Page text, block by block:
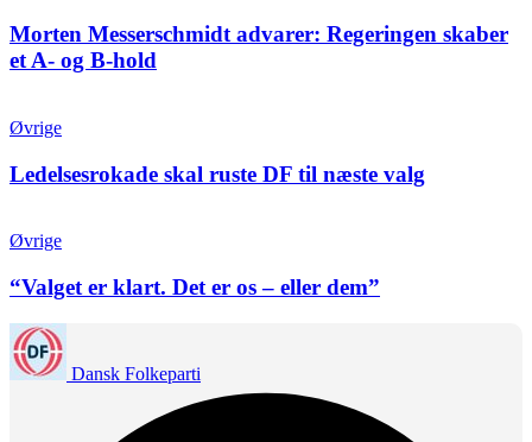
Morten Messerschmidt advarer: Regeringen skaber
et A- og B-hold
Øvrige
Ledelsesrokade skal ruste DF til næste valg
Øvrige
“Valget er klart. Det er os – eller dem”
Dansk Folkeparti